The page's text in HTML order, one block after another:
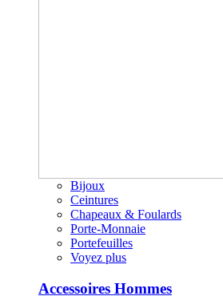
Bijoux
Ceintures
Chapeaux & Foulards
Porte-Monnaie
Portefeuilles
Voyez plus
Accessoires Hommes